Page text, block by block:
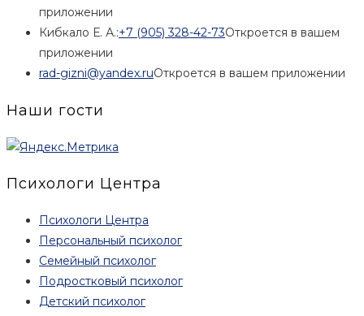
приложении
Кибкало Е. А.:+7 (905) 328-42-73Откроется в вашем
приложении
rad-gizni@yandex.ruОткроется в вашем приложении
Наши гости
Психологи Центра
Психологи Центра
Персональный психолог
Семейный психолог
Подростковый психолог
Детский психолог